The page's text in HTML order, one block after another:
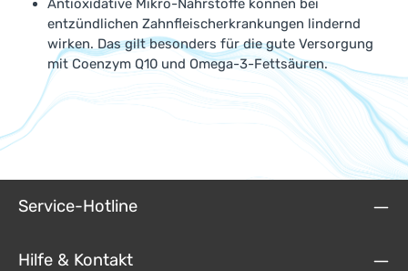
Antioxidative Mikro-Nährstoffe können bei
entzündlichen Zahnfleischerkrankungen lindernd
wirken. Das gilt besonders für die gute Versorgung
mit Coenzym Q10 und Omega-3-Fettsäuren.
Service-Hotline
Hilfe & Kontakt